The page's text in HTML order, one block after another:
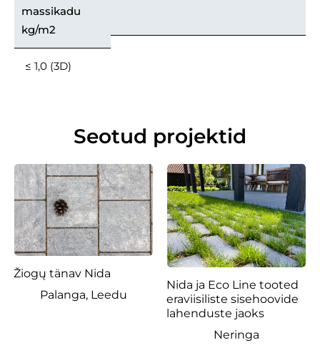
massikadu
kg/m2
≤ 1,0 (3D)
Seotud projektid
Žiogų tänav Nida
Palanga, Leedu
Nida ja Eco Line tooted
eraviisiliste sisehoovide
lahenduste jaoks
Neringa